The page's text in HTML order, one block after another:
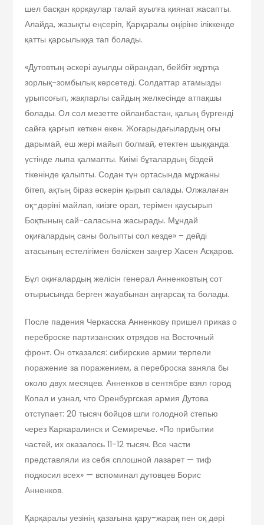
шел басқан қорқаулар талай ауылға қиянат жасапты.
Алайда, жазықты еңсеріп, Қарқаралы өңіріне іліккенде
қатты қарсылыққа тап болады.
«Дутовтың әскері ауылды ойрандап, бейбіт жұртқа
зорлық-зомбылық көрсетеді. Солдаттар атамызды
ұрыпсоғып, жақпарлы сайдың желкесінде атпақшы
болады. Ол сол мезетте ойланбастан, қалың бүргенді
сайға қарғып кеткен екен. Жоғарыдағылардың оғы
дарымай, еш жері майып болмай, етектен шыққанда
үстінде лыпа қалмапты. Киімі бұталардың біздей
тікенінде қалыпты. Содан түн ортасында мұржаны
бітеп, ақтың біраз әскерін қырып салады. Олжалаған
оқ-дәріні майлап, киізге орап, терімен қаусырып
Боқтының сай-саласына жасырады. Мұндай
оқиғалардың саны болыпты сол кезде» – дейді
атасының естелігімен бөліскен заңгер Хасен Асқаров.
Бұл оқиғалардың желісін генерал Анненковтың сот
отырысында берген жауабынан аңғарсақ та болады.
После падения Черкасска Анненкову пришел приказ о
переброске партизанских отрядов на Восточный
фронт. Он отказался: сибирские армии терпели
поражение за поражением, а переброска заняла бы
около двух месяцев. Анненков в сентябре взял город
Копал и узнал, что Оренбургская армия Дутова
отступает: 20 тысяч бойцов шли голодной степью
через Каркаралинск и Семиречье. «По прибытии
частей, их оказалось 11-12 тысяч. Все части
представляли из себя сплошной лазарет — тиф
подкосил всех» — вспоминал дутовцев Борис
Анненков.
Қарқаралы уезінің қазағына қару-жарақ пен оқ дәрі